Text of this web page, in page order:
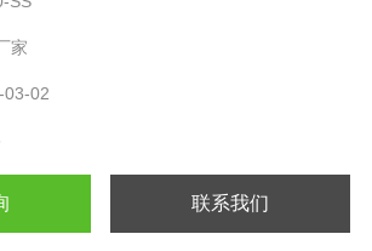
家
03-02
联系我们